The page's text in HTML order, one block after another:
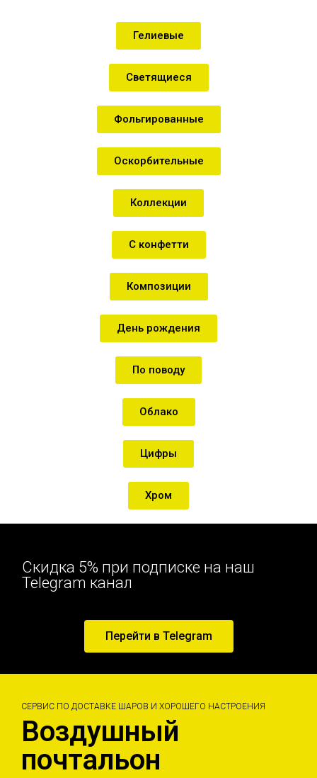
Гелиевые
Светящиеся
Фольгированные
Оскорбительные
Коллекции
С конфетти
Композиции
День рождения
По поводу
Облако
Цифры
Хром
Скидка 5% при подписке на наш
Telegram канал
Перейти в Telegram
СЕРВИС ПО ДОСТАВКЕ ШАРОВ И ХОРОШЕГО НАСТРОЕНИЯ
Воздушный
почтальон